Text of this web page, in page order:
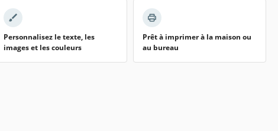
Personnalisez le texte, les
images et les couleurs
Prêt à imprimer à la maison ou
au bureau